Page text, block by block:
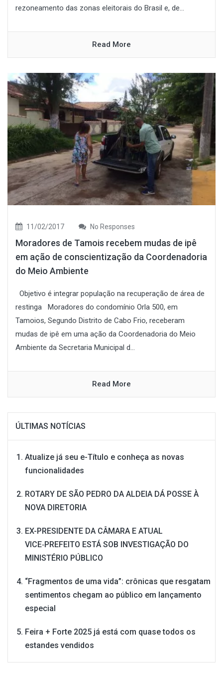
rezoneamento das zonas eleitorais do Brasil e, de...
Read More
11/02/2017 No Responses
Moradores de Tamois recebem mudas de ipê
em ação de conscientização da Coordenadoria
do Meio Ambiente
Objetivo é integrar população na recuperação de área de
restinga Moradores do condomínio Orla 500, em
Tamoios, Segundo Distrito de Cabo Frio, receberam
mudas de ipê em uma ação da Coordenadoria do Meio
Ambiente da Secretaria Municipal d...
Read More
ÚLTIMAS NOTÍCIAS
Atualize já seu e-Título e conheça as novas
funcionalidades
ROTARY DE SÃO PEDRO DA ALDEIA DÁ POSSE À
NOVA DIRETORIA
EX-PRESIDENTE DA CÂMARA E ATUAL
VICE‑PREFEITO ESTÁ SOB INVESTIGAÇÃO DO
MINISTÉRIO PÚBLICO
“Fragmentos de uma vida”: crônicas que resgatam
sentimentos chegam ao público em lançamento
especial
Feira + Forte 2025 já está com quase todos os
estandes vendidos